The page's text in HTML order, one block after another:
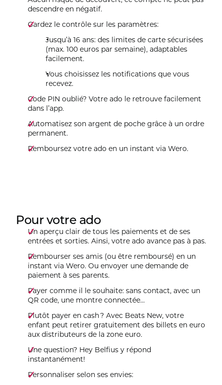
descendre en négatif.
Gardez le contrôle sur les paramètres:
Jusqu’à 16 ans: des limites de carte sécurisées
(max. 100 euros par semaine), adaptables
facilement.
Vous choisissez les notifications que vous
recevez.
Code PIN oublié? Votre ado le retrouve facilement
dans l’app.
Automatisez son argent de poche grâce à un ordre
permanent.
Remboursez votre ado en un instant via Wero.
Pour votre ado
Un aperçu clair de tous les paiements et de ses
entrées et sorties. Ainsi, votre ado avance pas à pas.
Rembourser ses amis (ou être remboursé) en un
instant via Wero. Ou envoyer une demande de
paiement à ses parents.
Payer comme il le souhaite: sans contact, avec un
QR code, une montre connectée…
Plutôt payer en cash ? Avec Beats New, votre
enfant peut retirer gratuitement des billets en euro
aux distributeurs de la zone euro.
Une question? Hey Belfius y répond
instantanément!
Personnaliser selon ses envies: